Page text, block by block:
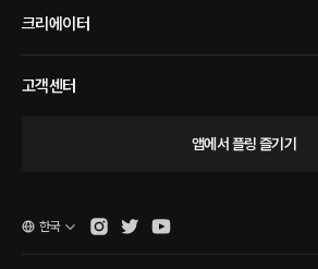
크리에이터
고객센터
앱에서 플링 즐기기
한국